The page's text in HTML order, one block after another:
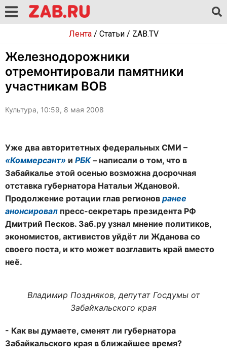
Лента/ Статьи/ ZAB.TV
Железнодорожники
отремонтировали памятники
участникам ВОВ
Культура, 10:59, 8 мая 2008
Уже два авторитетных федеральных СМИ –
«Коммерсант» и РБК– написали о том, что в
Забайкалье этой осенью возможна досрочная
отставка губернатора Натальи Ждановой.
Продолжение ротации глав регионов ранее
анонсировал пресс-секретарь президента РФ
Дмитрий Песков. Заб.ру узнал мнение политиков,
экономистов, активистов уйдёт ли Жданова со
своего поста, и кто может возглавить край вместо
неё.
Владимир Поздняков, депутат Госдумы от
Забайкальского края
- Как вы думаете, сменят ли губернатора
Забайкальского края в ближайшее время?